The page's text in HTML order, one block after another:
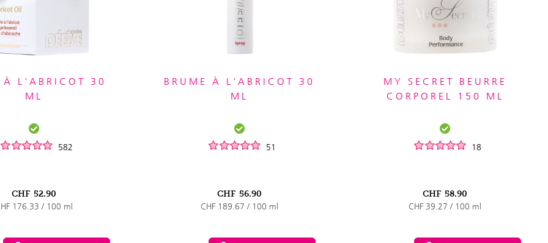
À L'ABRICOT 30
ML
582
CHF 52.90
176.33 / 100 ml
BRUME À L'ABRICOT 30
ML
51
CHF 56.90
CHF 189.67 / 100 ml
MY SECRET BEURRE
CORPOREL 150 ML
18
CHF 58.90
CHF 39.27 / 100 ml